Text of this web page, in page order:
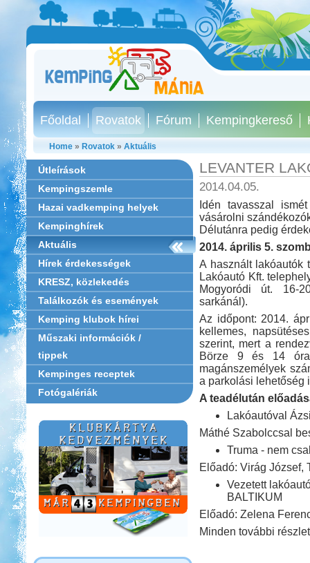
Főoldal Rovatok Fórum Kempingkereső
Home » Rovatok » Aktuális
Útleírások
Kempingszemle
Hazai vadkemping helyek
Kempinghírek
Aktuális
Hírek érdekességek
KRESZ, közlekedés
Találkozók és események
Kemping klubok hírei
Műszaki információk /
tippek
Kempinges receptek
Fotógalériák
LEVANTER
2014.04.05.
Idén tavasszal
vásárolni
Délutánra pedig
2014. április 5.
A használt lakóautók
Lakóautó Kft.
Mogyoródi út. 16-
sarkánál).
Az időpont: 2014.
kellemes,
szerint, mert a
Börze 9 és 14
magánszemélyek
a parkolási lehetőség
A teadélután
Lakóautóval
Máthé Szabolccsal
Truma - nem
Előadó: Virág József,
Vezetett
BALTIKUM
Előadó: Zelena
Minden további